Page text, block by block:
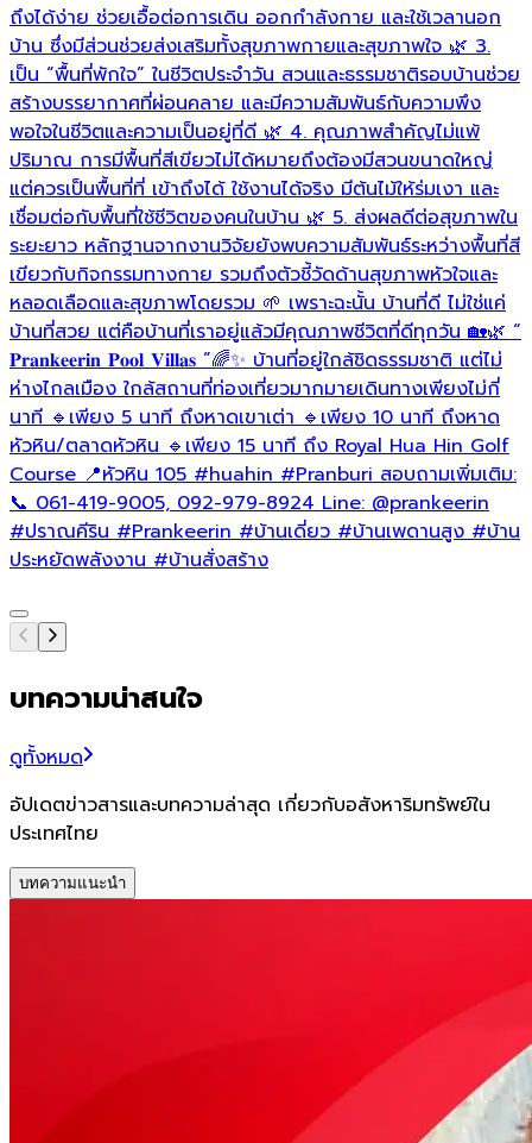
ถึงได้ง่าย ช่วยเอื้อต่อการเดิน ออกกำลังกาย และใช้เวลานอก
บ้าน ซึ่งมีส่วนช่วยส่งเสริมทั้งสุขภาพกายและสุขภาพใจ 🌿 3.
เป็น “พื้นที่พักใจ” ในชีวิตประจำวัน สวนและธรรมชาติรอบบ้านช่วย
สร้างบรรยากาศที่ผ่อนคลาย และมีความสัมพันธ์กับความพึง
พอใจในชีวิตและความเป็นอยู่ที่ดี 🌿 4. คุณภาพสำคัญไม่แพ้
ปริมาณ การมีพื้นที่สีเขียวไม่ได้หมายถึงต้องมีสวนขนาดใหญ่
แต่ควรเป็นพื้นที่ที่ เข้าถึงได้ ใช้งานได้จริง มีต้นไม้ให้ร่มเงา และ
เชื่อมต่อกับพื้นที่ใช้ชีวิตของคนในบ้าน 🌿 5. ส่งผลดีต่อสุขภาพใน
ระยะยาว หลักฐานจากงานวิจัยยังพบความสัมพันธ์ระหว่างพื้นที่สี
เขียวกับกิจกรรมทางกาย รวมถึงตัวชี้วัดด้านสุขภาพหัวใจและ
หลอดเลือดและสุขภาพโดยรวม 🌱 เพราะฉะนั้น บ้านที่ดี ไม่ใช่แค่
บ้านที่สวย แต่คือบ้านที่เราอยู่แล้วมีคุณภาพชีวิตที่ดีทุกวัน 🏡🌿 “
𝐏𝐫𝐚𝐧𝐤𝐞𝐞𝐫𝐢𝐧 𝐏𝐨𝐨𝐥 𝐕𝐢𝐥𝐥𝐚𝐬 ”🌈✨ บ้านที่อยู่ใกล้ชิดธรรมชาติ แต่ไม่
ห่างไกลเมือง ใกล้สถานที่ท่องเที่ยวมากมายเดินทางเพียงไม่กี่
นาที 🔹เพียง 5 นาที ถึงหาดเขาเต่า 🔹เพียง 10 นาที ถึงหาด
หัวหิน/ตลาดหัวหิน 🔹เพียง 15 นาที ถึง Royal Hua Hin Golf
Course 📍หัวหิน 105 #huahin #Pranburi สอบถามเพิ่มเติม:
📞 061-419-9005, 092-979-8924 Line: @prankeerin
#ปราณคีริน #Prankeerin #บ้านเดี่ยว #บ้านเพดานสูง #บ้าน
ประหยัดพลังงาน #บ้านสั่งสร้าง
บทความน่าสนใจ
ดูทั้งหมด
อัปเดตข่าวสารและบทความล่าสุด เกี่ยวกับอสังหาริมทรัพย์ใน
ประเทศไทย
บทความแนะนำ